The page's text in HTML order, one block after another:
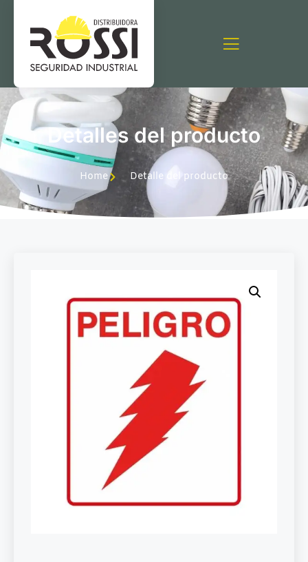
Detalles del producto
Home Detalle del producto